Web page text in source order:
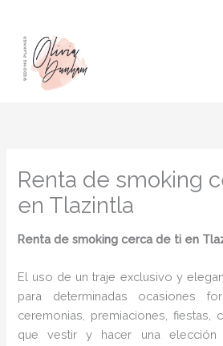
contenido
Renta de smoking
en Tlazintla
Renta de smoking cerca de ti en
El uso de un traje exclusivo y
para determinadas ocasiones
ceremonias, premiaciones, fiestas,
que vestir y hacer una elección